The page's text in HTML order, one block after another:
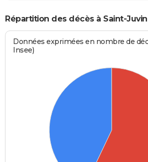
Répartition des décès à Saint-
Données exprimées en nombre de
Insee)